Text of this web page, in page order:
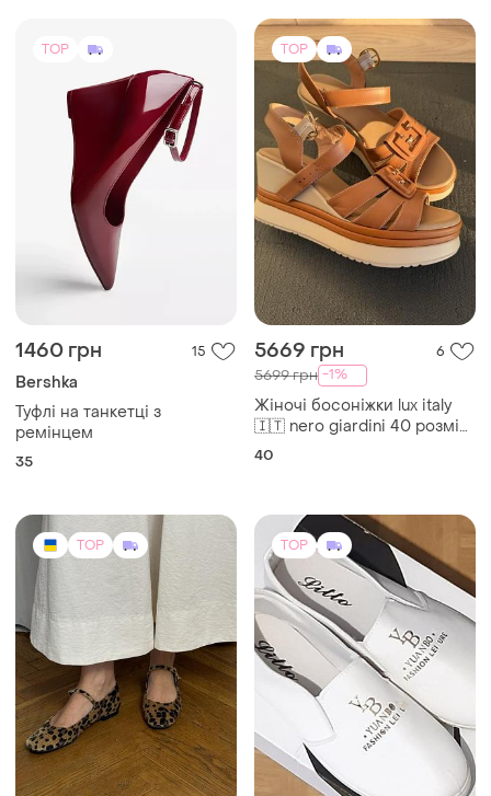
TOP
1460 грн 15
Bershka
Туфлі на танкетці з
ремінцем
35
TOP
5669 грн 6
5699 грн -1%
Жіночі босоніжки lux italy
🇮🇹 nero giardini 40 розмір
на танкетці женские
обувь
40
TOP TOP